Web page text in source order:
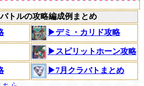
トルの攻略編成例まとめ
▶デミ・カリド攻略
▶スピリットホーン攻略
▶7月クラバトまとめ